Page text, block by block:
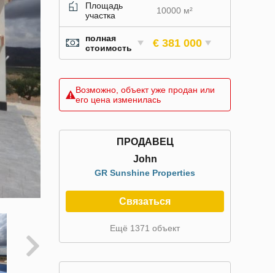
Площадь
участка
10000 м²
полная
стоимость
€ 381 000
Возможно, объект уже продан или
его цена изменилась
ПРОДАВЕЦ
John
GR Sunshine Properties
Связаться
Ещё 1371 объект